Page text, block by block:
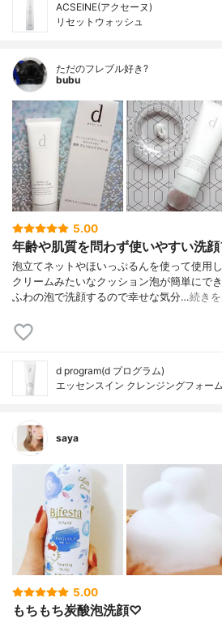
ACSEINE(アクセーヌ)
リセットウォッシュ
ただのフレブル好き?
bubu
5.00
年齢や肌質を問わず使いやすい洗顔
泡立てネットやほいっぷるんを使って使用
クリームみたいなクッション泡が簡単にで
ふわの泡で洗顔するので幸せな気分…続き
d program(d プログラム)
エッセンスイン クレンジングフォーム
saya
5.00
もちもち炭酸泡洗顔♡